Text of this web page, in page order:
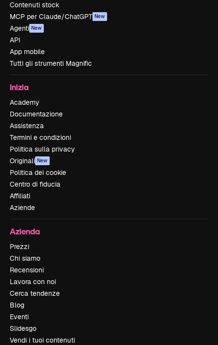
Contenuti stock
MCP per Claude/ChatGPT New
Agenti New
API
App mobile
Tutti gli strumenti Magnific
Inizia
Academy
Documentazione
Assistenza
Termini e condizioni
Politica sulla privacy
Originali New
Politica dei cookie
Centro di fiducia
Affiliati
Aziende
Azienda
Prezzi
Chi siamo
Recensioni
Lavora con noi
Cerca tendenze
Blog
Eventi
Slidesgo
Vendi i tuoi contenuti